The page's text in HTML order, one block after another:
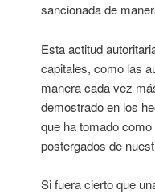
sancionada de
Esta actitud
capitales, como las
manera cada vez
demostrado en los
que ha tomado
postergados de
Si fuera cierto que